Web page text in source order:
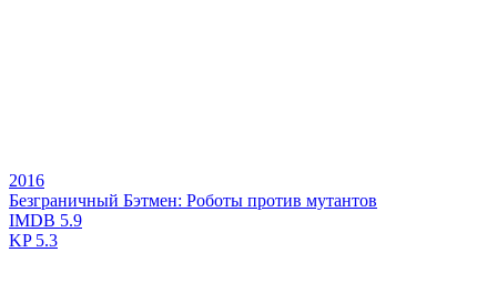
2016
Безграничный Бэтмен: Роботы против мутантов
IMDB 5.9
KP5.3